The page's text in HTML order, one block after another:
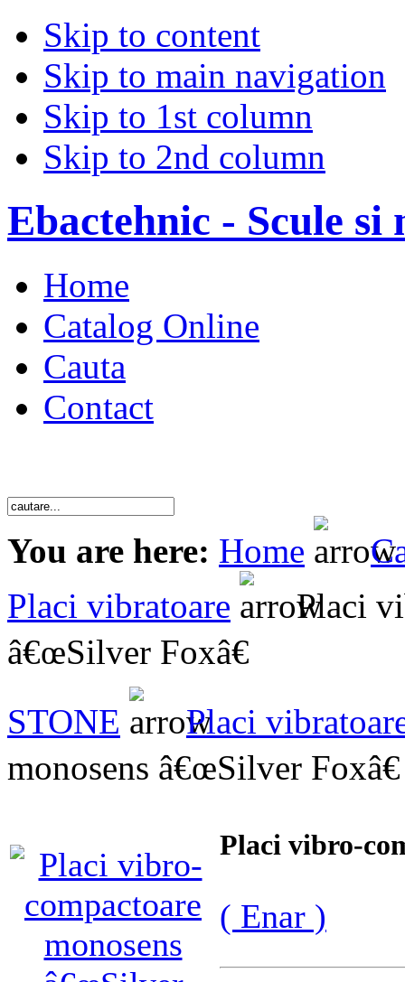
Skip to content
Skip to main navigation
Skip to 1st column
Skip to 2nd column
Ebactehnic - Scule si
Home
Catalog Online
Cauta
Contact
You are here: Home
Placi vibratoare
Placi
â€œSilver Foxâ€
STONE
Placi
monosens â€œSilver Foxâ€
Placi vibro-
( Enar )